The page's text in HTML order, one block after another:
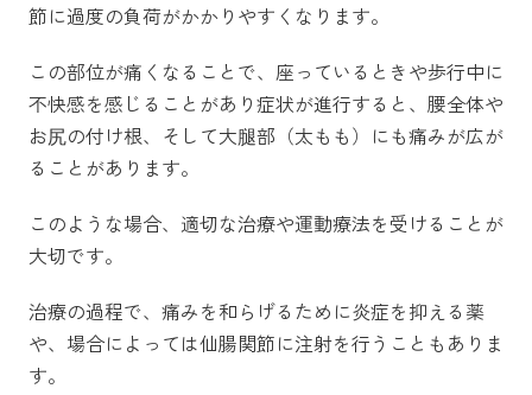
節に過度の負荷がかかりやすくなります。
この部位が痛くなることで、座っているときや歩行中に
不快感を感じることがあり症状が進行すると、腰全体や
お尻の付け根、そして大腿部（太もも）にも痛みが広が
ることがあります。
このような場合、適切な治療や運動療法を受けることが
大切です。
治療の過程で、痛みを和らげるために炎症を抑える薬
や、場合によっては仙腸関節に注射を行うこともありま
す。